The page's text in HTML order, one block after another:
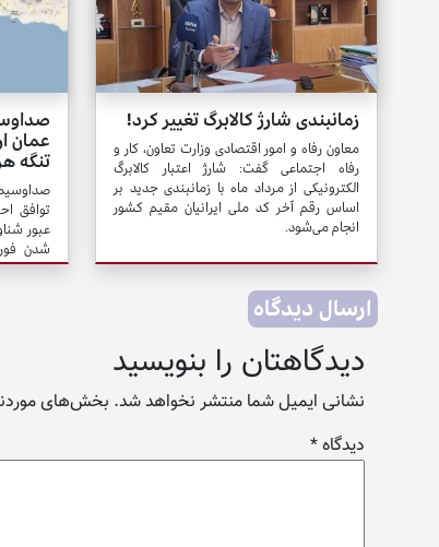
زمانبندی شارژ کالابرگ تغییر کرد!
معاون رفاه و امور اقتصادی وزارت تعاون، کار و
رفاه اجتماعی گفت: شارژ اعتبار کالابرگ
الکترونیکی از مرداد ماه با زمانبندی جدید بر
اساس رقم آخر کد ملی ایرانیان مقیم کشور
انجام می‌شود.
عمان
تنگه
توافق
عبور
شدن
تخلفات
ارسال دیدگاه
دیدگاهتان را بنویسید
نشانی ایمیل شما منتشر نخواهد شد. بخش‌های
دیدگاه*